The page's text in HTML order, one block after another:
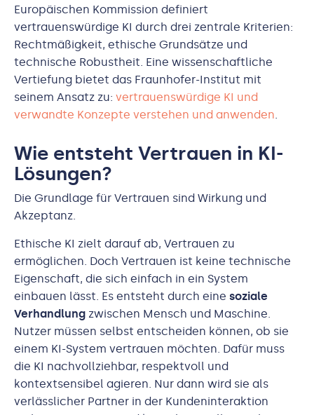
Europäischen Kommission definiert
vertrauenswürdige KI durch drei zentrale Kriterien:
Rechtmäßigkeit, ethische Grundsätze und
technische Robustheit. Eine wissenschaftliche
Vertiefung bietet das Fraunhofer-Institut mit
seinem Ansatz zu: vertrauenswürdige KI und
verwandte Konzepte verstehen und anwenden.
Wie entsteht Vertrauen in KI-
Lösungen?
Die Grundlage für Vertrauen sind Wirkung und
Akzeptanz.
Ethische KI zielt darauf ab, Vertrauen zu
ermöglichen. Doch Vertrauen ist keine technische
Eigenschaft, die sich einfach in ein System
einbauen lässt. Es entsteht durch eine soziale
Verhandlung zwischen Mensch und Maschine.
Nutzer müssen selbst entscheiden können, ob sie
einem KI-System vertrauen möchten. Dafür muss
die KI nachvollziehbar, respektvoll und
kontextsensibel agieren. Nur dann wird sie als
verlässlicher Partner in der Kundeninteraktion